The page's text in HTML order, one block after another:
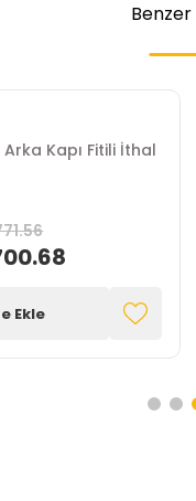
Benzer
Kapı Fitili İthal
Ekle